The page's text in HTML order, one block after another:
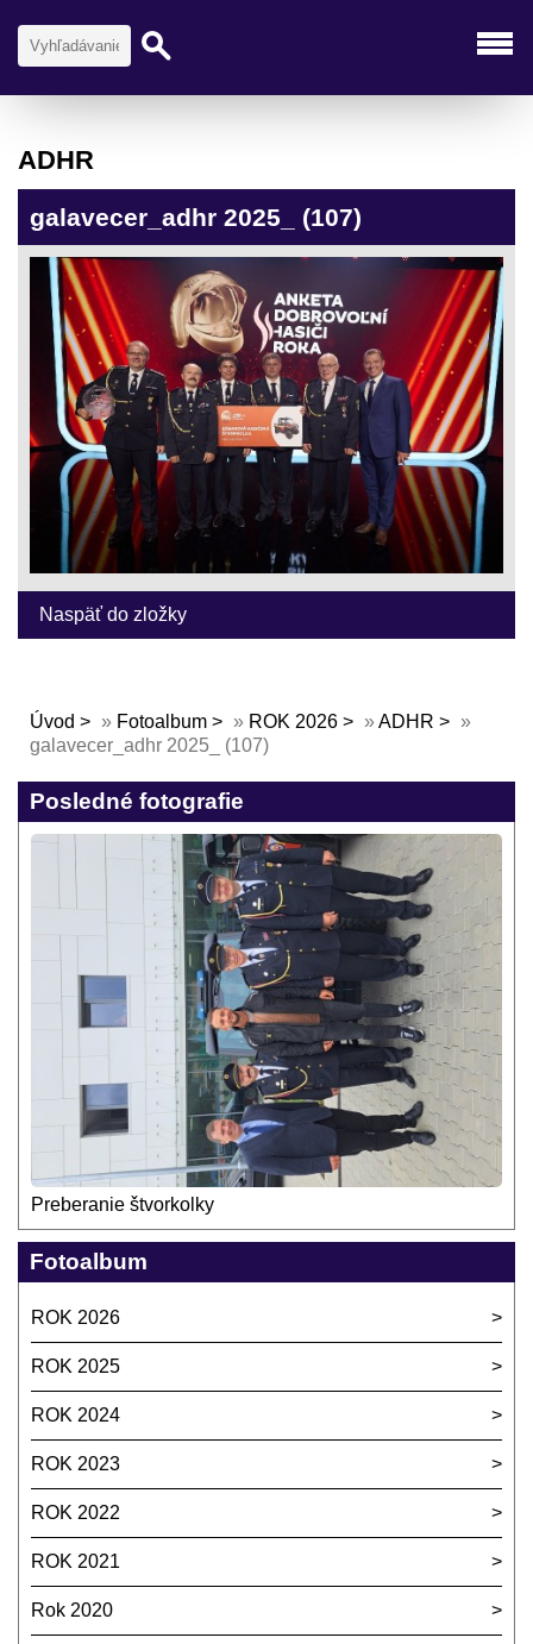
ADHR
galavecer_adhr 2025_ (107)
Naspäť do zložky
Úvod » Fotoalbum » ROK 2026 »ADHR
»
galavecer_adhr 2025_ (107)
Posledné fotografie
Preberanie štvorkolky
Fotoalbum
ROK 2026
ROK 2025
ROK 2024
ROK 2023
ROK 2022
ROK 2021
Rok 2020